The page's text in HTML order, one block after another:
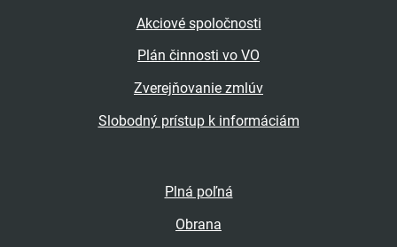
Akciové spoločnosti
Plán činnosti vo VO
Zverejňovanie zmlúv
Slobodný prístup k informáciám
Plná poľná
Obrana